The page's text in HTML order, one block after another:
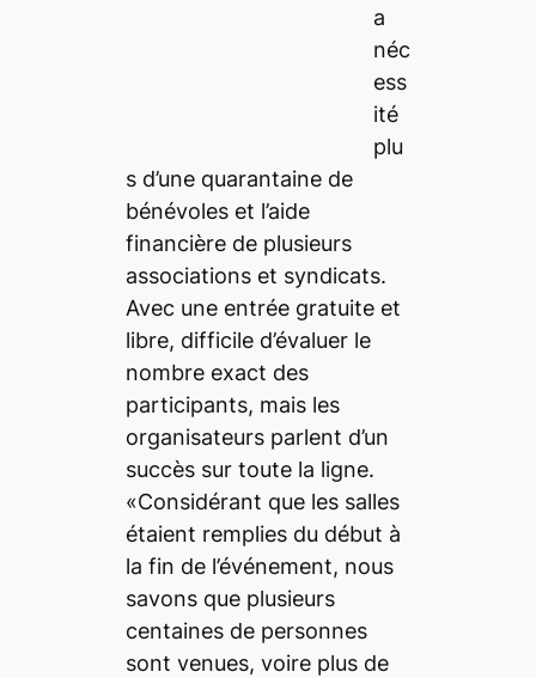
a
néc
ess
ité
plu
s d’une quarantaine de
bénévoles et l’aide
financière de plusieurs
associations et syndicats.
Avec une entrée gratuite et
libre, difficile d’évaluer le
nombre exact des
participants, mais les
organisateurs parlent d’un
succès sur toute la ligne.
«Considérant que les salles
étaient remplies du début à
la fin de l’événement, nous
savons que plusieurs
centaines de personnes
sont venues, voire plus de